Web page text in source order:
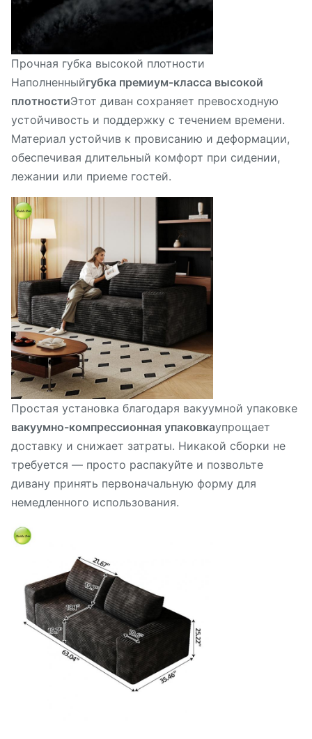
Прочная губка высокой плотности
Наполненныйгубка премиум-класса высокой
плотностиЭтот диван сохраняет превосходную
устойчивость и поддержку с течением времени.
Материал устойчив к провисанию и деформации,
обеспечивая длительный комфорт при сидении,
лежании или приеме гостей.
Простая установка благодаря вакуумной упаковке
вакуумно-компрессионная упаковкаупрощает
доставку и снижает затраты. Никакой сборки не
требуется — просто распакуйте и позвольте
дивану принять первоначальную форму для
немедленного использования.